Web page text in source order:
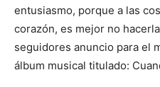
entusiasmo, porque a las
corazón, es mejor no
seguidores anuncio para el
álbum musical titulado: